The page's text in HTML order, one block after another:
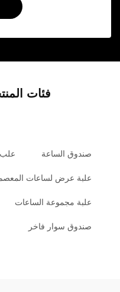
فئات
صندوق الساعة
علبة عرض لساعات
علبة مجموعة الساعات
صندوق سوار فاخر